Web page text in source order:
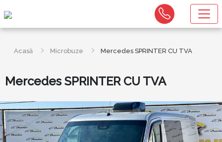
Acasă Microbuze Mercedes SPRINTER CU TVA
Mercedes SPRINTER CU TVA